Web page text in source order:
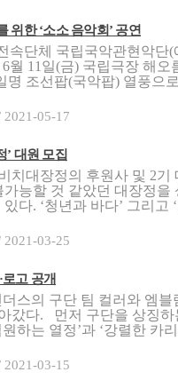
위한 ‘소소 음악회’ 공연
속단체 국립국악관현악단
6월 11일(금) 국립극장 해
명 조선팝(국악팝) 열풍으
2021-05-17
’ 대원 모집
치대장정의 후원사 및 2기
가능할 것 같았던 대장정을
다. ‘청년과 바다’ 그리고
2021-03-25
고 공개
스의 구단 팀 컬러와 엠
갔다. 먼저 구단을 상징하
하는 열정’과 ‘강렬한 카
2021-03-15